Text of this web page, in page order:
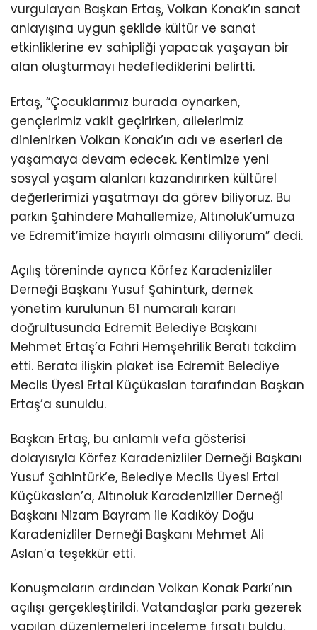
vurgulayan Başkan Ertaş, Volkan Konak’ın sanat
anlayışına uygun şekilde kültür ve sanat
etkinliklerine ev sahipliği yapacak yaşayan bir
alan oluşturmayı hedeflediklerini belirtti.
Ertaş, “Çocuklarımız burada oynarken,
gençlerimiz vakit geçirirken, ailelerimiz
dinlenirken Volkan Konak’ın adı ve eserleri de
yaşamaya devam edecek. Kentimize yeni
sosyal yaşam alanları kazandırırken kültürel
değerlerimizi yaşatmayı da görev biliyoruz. Bu
parkın Şahindere Mahallemize, Altınoluk’umuza
ve Edremit’imize hayırlı olmasını diliyorum” dedi.
Açılış töreninde ayrıca Körfez Karadenizliler
Derneği Başkanı Yusuf Şahintürk, dernek
yönetim kurulunun 61 numaralı kararı
doğrultusunda Edremit Belediye Başkanı
Mehmet Ertaş’a Fahri Hemşehrilik Beratı takdim
etti. Berata ilişkin plaket ise Edremit Belediye
Meclis Üyesi Ertal Küçükaslan tarafından Başkan
Ertaş’a sunuldu.
Başkan Ertaş, bu anlamlı vefa gösterisi
dolayısıyla Körfez Karadenizliler Derneği Başkanı
Yusuf Şahintürk’e, Belediye Meclis Üyesi Ertal
Küçükaslan’a, Altınoluk Karadenizliler Derneği
Başkanı Nizam Bayram ile Kadıköy Doğu
Karadenizliler Derneği Başkanı Mehmet Ali
Aslan’a teşekkür etti.
Konuşmaların ardından Volkan Konak Parkı’nın
açılışı gerçekleştirildi. Vatandaşlar parkı gezerek
yapılan düzenlemeleri inceleme fırsatı buldu.